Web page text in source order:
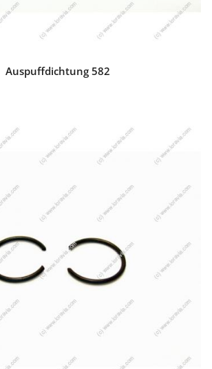
Auspuffdichtung 582